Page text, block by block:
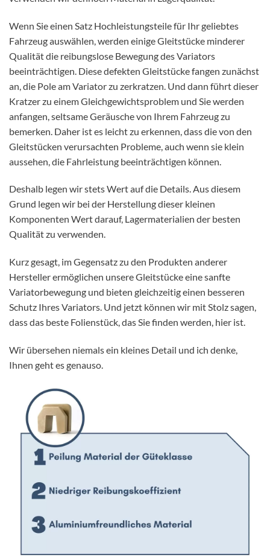
Wenn Sie einen Satz Hochleistungsteile für Ihr geliebtes
Fahrzeug auswählen, werden einige Gleitstücke minderer
Qualität die reibungslose Bewegung des Variators
beeinträchtigen. Diese defekten Gleitstücke fangen zunächst
an, die Pole am Variator zu zerkratzen. Und dann führt dieser
Kratzer zu einem Gleichgewichtsproblem und Sie werden
anfangen, seltsame Geräusche von Ihrem Fahrzeug zu
bemerken. Daher ist es leicht zu erkennen, dass die von den
Gleitstücken verursachten Probleme, auch wenn sie klein
aussehen, die Fahrleistung beeinträchtigen können.
Deshalb legen wir stets Wert auf die Details. Aus diesem
Grund legen wir bei der Herstellung dieser kleinen
Komponenten Wert darauf, Lagermaterialien der besten
Qualität zu verwenden.
Kurz gesagt, im Gegensatz zu den Produkten anderer
Hersteller ermöglichen unsere Gleitstücke eine sanfte
Variatorbewegung und bieten gleichzeitig einen besseren
Schutz Ihres Variators. Und jetzt können wir mit Stolz sagen,
dass das beste Folienstück, das Sie finden werden, hier ist.
Wir übersehen niemals ein kleines Detail und ich denke,
Ihnen geht es genauso.